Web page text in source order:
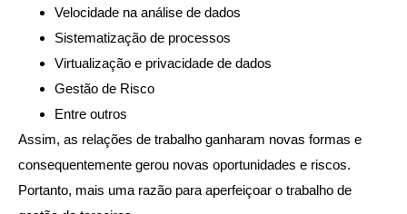
Velocidade na análise de dados
Sistematização de processos
Virtualização e privacidade de dados
Gestão de Risco
Entre outros
Assim, as relações de trabalho ganharam novas formas e
consequentemente gerou novas oportunidades e riscos.
Portanto, mais uma razão para aperfeiçoar o trabalho de